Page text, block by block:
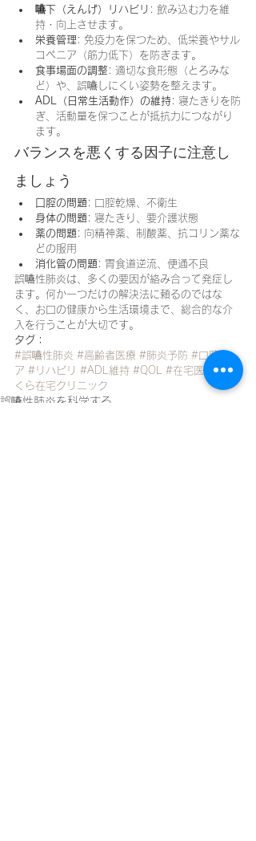
嚥下（えんげ）リハビリ : 飲み込む力を維
持・向上させます。
栄養管理 : 免疫力を保つため、低栄養やサル
コペニア（筋力低下）を防ぎます。
食事場面の調整 : 適切な食形態（とろみな
ど）や、誤嚥しにくい姿勢を整えます。
ADL（日常生活動作）の維持: 寝たきりを防
ぎ、活動量を保つことが抵抗力につながり
ます。
バランスを悪くする因子に注意し
ましょう
口腔の問題: 口腔乾燥、不衛生
身体の問題: 寝たきり、要介護状態
薬の問題: 向精神薬、制酸薬、抗コリン薬な
どの服用
消化管の問題: 胃食道逆流、便通不良
誤嚥性肺炎は、多くの要因が絡み合って発症し
ます。何か一つだけの解決法に頼るのではな
く、お口の健康から生活環境まで、総合的な介
入を行うことが大切です。
タグ：
#誤嚥性肺炎 #高齢者医療 #肺炎予防 #口腔ケ
ア #リハビリ #ADL維持 #QOL #在宅医療 #さ
くら在宅クリニック
誤嚥性肺炎を科学する